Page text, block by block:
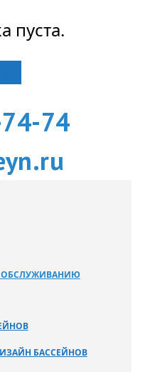
пуста.
74
ОБСЛУЖИВАНИЮ
БАССЕЙНОВ